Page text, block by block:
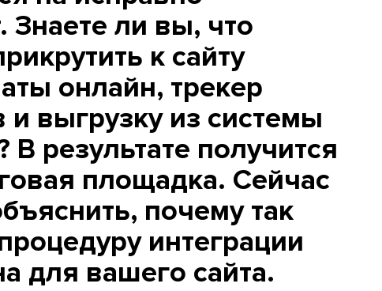
Знаете ли вы, что
к сайту
онлайн, трекер
и выгрузку из системы
В результате получится
площадка. Сейчас
почему так
интеграции
для вашего сайта.